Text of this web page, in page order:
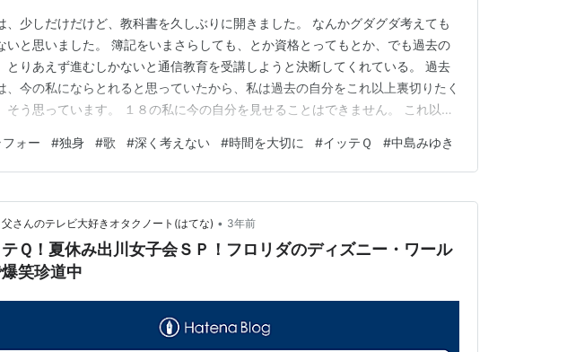
、少しだけだけど、教科書を久しぶりに開きました。 なんかグダグダ考えても
いと思いました。 簿記をいまさらしても、とか資格とってもとか、でも過去の
とりあえず進むしかないと通信教育を受講しようと決断してくれている。 過去
、今の私にならとれると思っていたから、私は過去の自分をこれ以上裏切りたく
そう思っています。 １８の私に今の自分を見せることはできません。 これ以上
。 そんな私を励ます一曲、中島みゆきさんの、ヘッドライト・テールライト 本
の曲が大好きで、きっかけはプロジェクトX、、、では…
フォー #独身 #歌 #深く考えない #時間を大切に #イッテＱ #中島みゆき
さんのテレビ大好きオタクノート(はてな) • 3年前
Ｑ！夏休み出川女子会ＳＰ！フロリダのディズニー・ワール
爆笑珍道中